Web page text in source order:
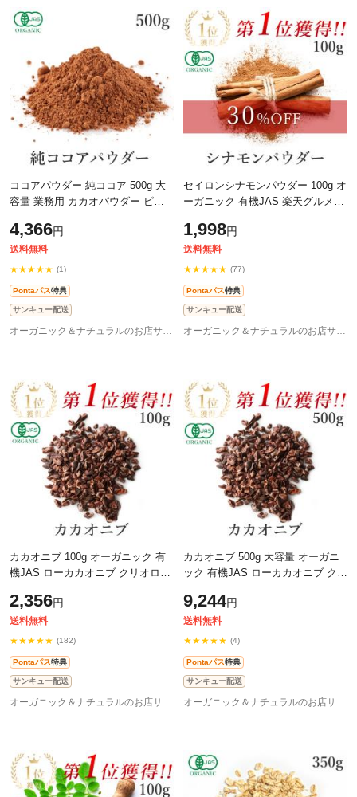
ココアパウダー 純ココア 500g 大
容量 業務用 カカオパウダー ピュ
糖 砂糖不使用 非アルカリ処理 有
機
4,366円
送料無料
★★★★★ (1)
Pontaパス特典
サンキュー配送
オーガニック＆ナチュラルのお店サンタローサ
セイロンシナモンパウダー 100g オ
ーガニック 有機JAS 楽天グルメ大
セイロンシナモン100％ 無添加 粉
末
1,998円
送料無料
★★★★★ (77)
Pontaパス特典
サンキュー配送
オーガニック＆ナチュラルのお店サンタローサ
カカオニブ 100g オーガニック 有
機JAS ローカカオニブ クリオロ種
品処理 非アルカリ処理 カカオ豆
100
2,356円
送料無料
★★★★★ (182)
Pontaパス特典
サンキュー配送
オーガニック＆ナチュラルのお店サンタローサ
カカオニブ 500g 大容量 オーガニ
ック 有機JAS ローカカオニブ クリ
用 無薬品処理 非アルカリ処理 カ
カ
9,244円
送料無料
★★★★★ (4)
Pontaパス特典
サンキュー配送
オーガニック＆ナチュラルのお店サンタローサ